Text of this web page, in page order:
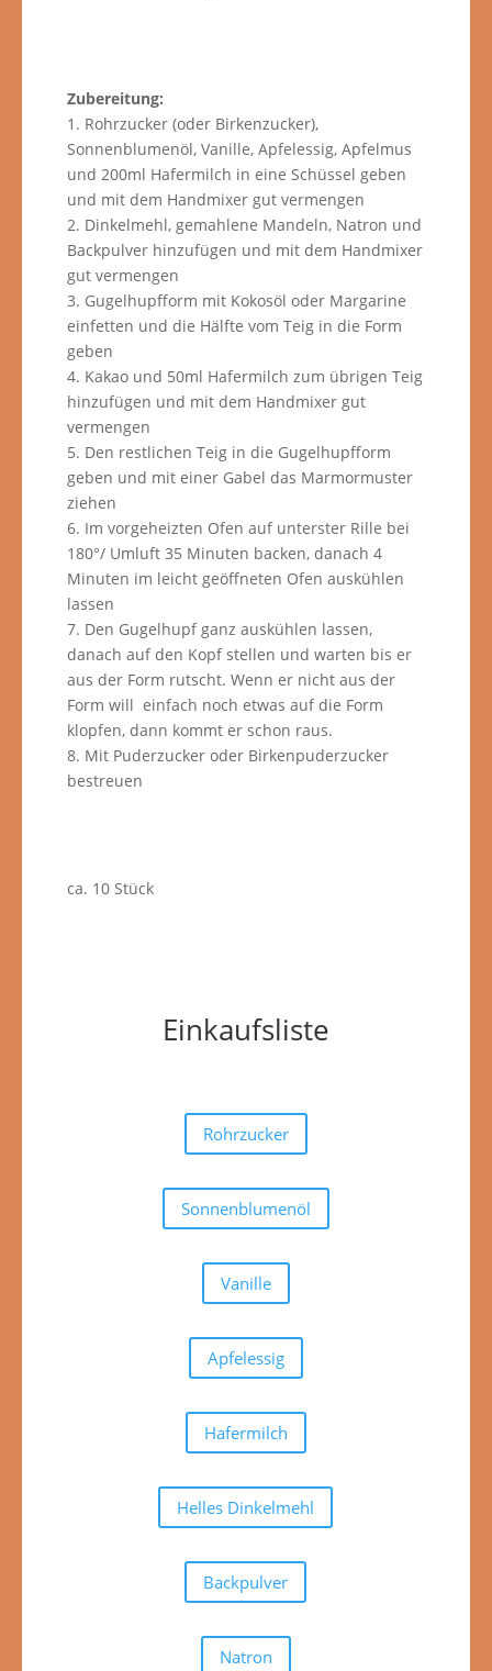
Zubereitung:
1. Rohrzucker (oder Birkenzucker),
Sonnenblumenöl, Vanille, Apfelessig, Apfelmus
und 200ml Hafermilch in eine Schüssel geben
und mit dem Handmixer gut vermengen
2. Dinkelmehl, gemahlene Mandeln, Natron und
Backpulver hinzufügen und mit dem Handmixer
gut vermengen
3. Gugelhupfform mit Kokosöl oder Margarine
einfetten und die Hälfte vom Teig in die Form
geben
4. Kakao und 50ml Hafermilch zum übrigen Teig
hinzufügen und mit dem Handmixer gut
vermengen
5. Den restlichen Teig in die Gugelhupfform
geben und mit einer Gabel das Marmormuster
ziehen
6. Im vorgeheizten Ofen auf unterster Rille bei
180°/ Umluft 35 Minuten backen, danach 4
Minuten im leicht geöffneten Ofen auskühlen
lassen
7. Den Gugelhupf ganz auskühlen lassen,
danach auf den Kopf stellen und warten bis er
aus der Form rutscht. Wenn er nicht aus der
Form will einfach noch etwas auf die Form
klopfen, dann kommt er schon raus.
8. Mit Puderzucker oder Birkenpuderzucker
bestreuen
ca. 10 Stück
Einkaufsliste
Rohrzucker
Sonnenblumenöl
Vanille
Apfelessig
Hafermilch
Helles Dinkelmehl
Backpulver
Natron